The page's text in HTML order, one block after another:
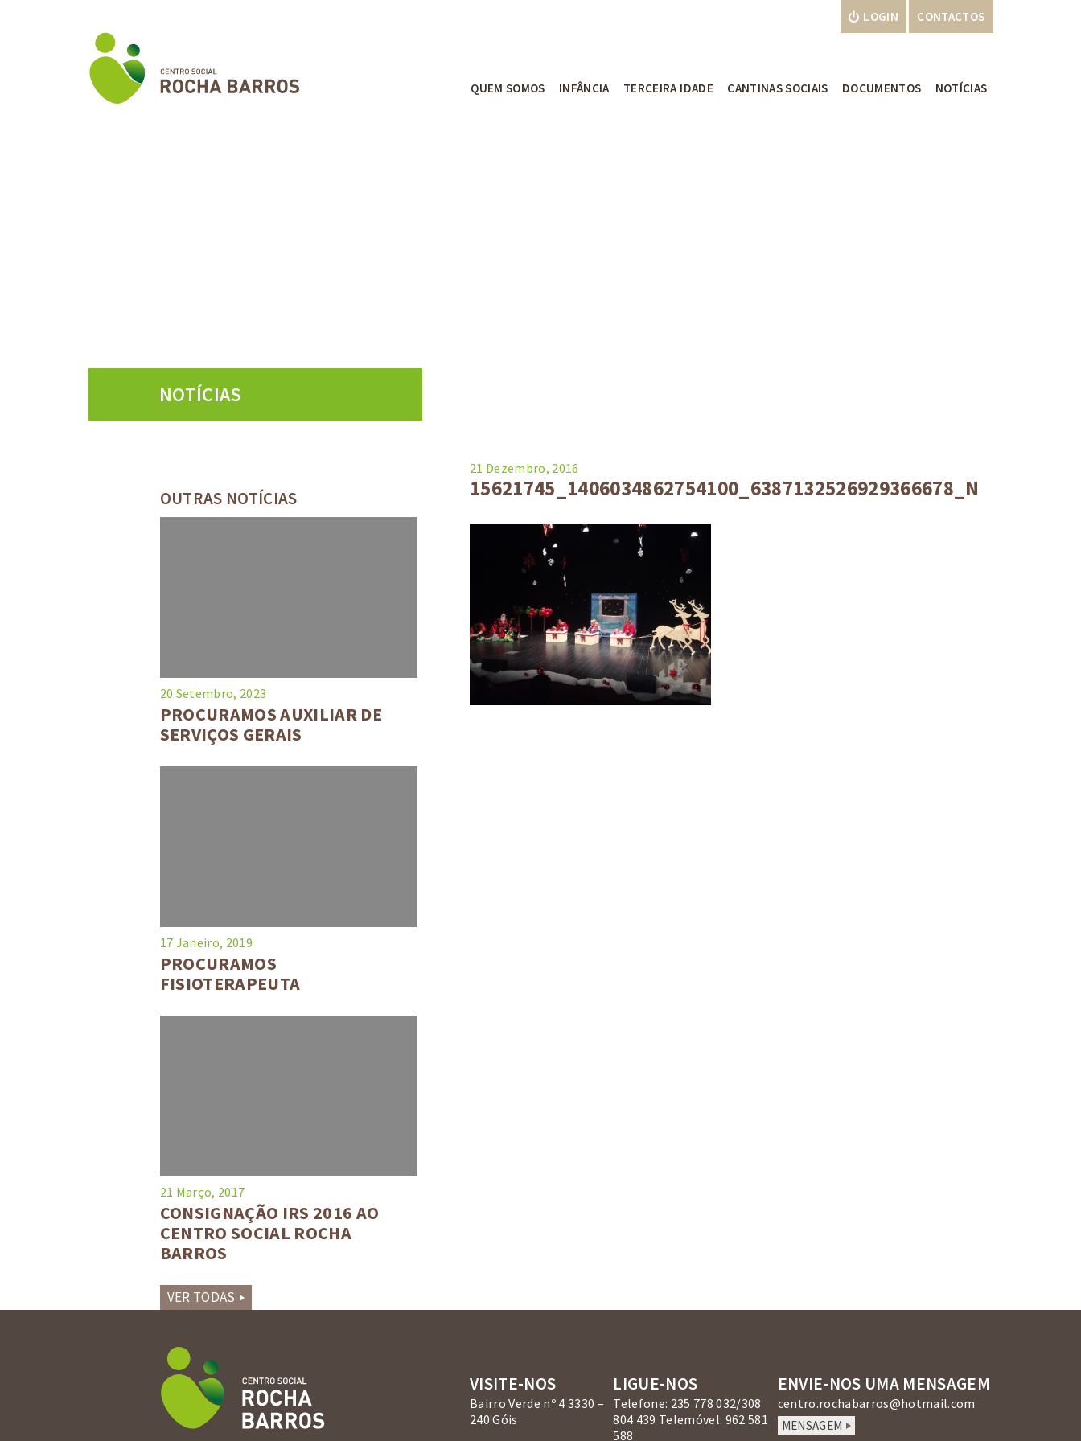
QUEM SOMOS INFÂNCIA TERCEIRA IDADE CANTINAS SOCIAIS DOCUMENTOS NOTÍCIAS
LOGIN CONTACTOS
NOTÍCIAS
OUTRAS NOTÍCIAS
20 Setembro, 2023
PROCURAMOS AUXILIAR DE
SERVIÇOS GERAIS
17 Janeiro, 2019
PROCURAMOS
FISIOTERAPEUTA
21 Março, 2017
CONSIGNAÇÃO IRS 2016 AO
CENTRO SOCIAL ROCHA
BARROS
VER TODAS
21 Dezembro, 2016
15621745_1406034862754100_6387132526929366678_N
VISITE-NOS
Bairro Verde nº 4 3330 –
240 Góis
LIGUE-NOS
Telefone: 235 778 032/308
804 439 Telemóvel: 962 581
588
ENVIE-NOS UMA MENSAGEM
centro.rochabarros@hotmail.com
MENSAGEM